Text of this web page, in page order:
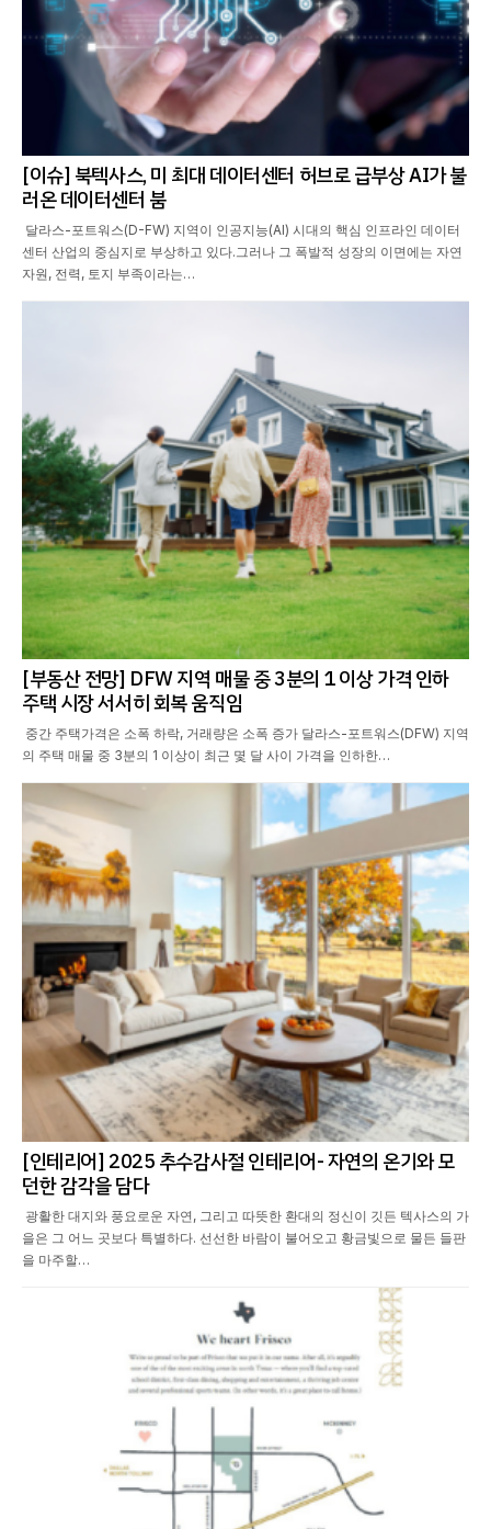
[이슈] 북텍사스, 미 최대 데이터센터 허브로 급부상 AI가 불
러온 데이터센터 붐
달라스-포트워스(D-FW) 지역이 인공지능(AI) 시대의 핵심 인프라인 데이터
센터 산업의 중심지로 부상하고 있다.그러나 그 폭발적 성장의 이면에는 자연
자원, 전력, 토지 부족이라는…
[부동산 전망] DFW 지역 매물 중 3분의 1 이상 가격 인하
주택 시장 서서히 회복 움직임
중간 주택가격은 소폭 하락, 거래량은 소폭 증가 달라스-포트워스(DFW) 지역
의 주택 매물 중 3분의 1 이상이 최근 몇 달 사이 가격을 인하한…
[인테리어] 2025 추수감사절 인테리어- 자연의 온기와 모
던한 감각을 담다
광활한 대지와 풍요로운 자연, 그리고 따뜻한 환대의 정신이 깃든 텍사스의 가
을은 그 어느 곳보다 특별하다. 선선한 바람이 불어오고 황금빛으로 물든 들판
을 마주할…